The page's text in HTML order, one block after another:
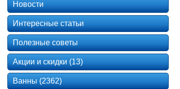
Новости
Интересные статьи
Полезные советы
Акции и скидки (13)
Ванны (2362)